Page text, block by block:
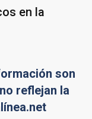
en la
son
reflejan la